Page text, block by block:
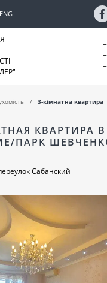
ENG
3-кімнатна квартира
КВАРТИРА
ПАРК
Сабанский